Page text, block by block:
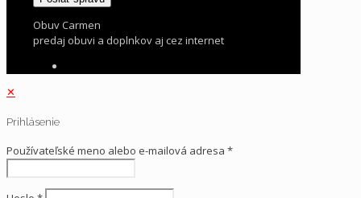
Obuv Carmen
predaj obuvi a doplnkov aj cez internet
✕
Prihlásenie
Používateľské meno alebo e-mailová adresa *